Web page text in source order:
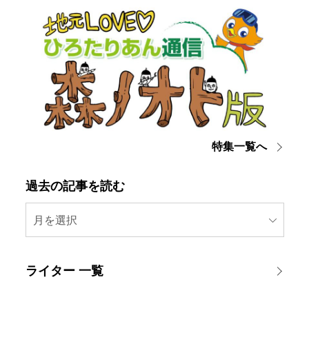
特集一覧へ
過去の記事を読む
月を選択
ライター 一覧